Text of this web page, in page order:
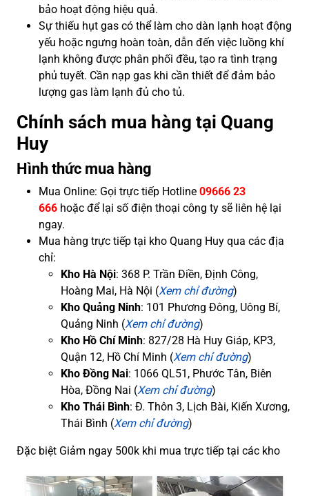
bảo hoạt động hiệu quả.
Sự thiếu hụt gas có thể làm cho dàn lạnh hoạt động
yếu hoặc ngưng hoàn toàn, dẫn đến việc luồng khí
lạnh không được phân phối đều, tạo ra tình trạng
phủ tuyết. Cần nạp gas khi cần thiết để đảm bảo
lượng gas làm lạnh đủ cho tủ.
Chính sách mua hàng tại Quang
Huy
Hình thức mua hàng
Mua Online: Gọi trực tiếp Hotline 09666 23
666 hoặc để lại số điện thoại công ty sẽ liên hệ lại
ngay.
Mua hàng trực tiếp tại kho Quang Huy qua các địa
chỉ:
Kho Hà Nội: 368 P. Trần Điền, Định Công,
Hoàng Mai, Hà Nội (Xem chỉ đường)
Kho Quảng Ninh: 101 Phương Đông, Uông Bí,
Quảng Ninh (Xem chỉ đường)
Kho Hồ Chí Minh: 827/28 Hà Huy Giáp, KP3,
Quận 12, Hồ Chí Minh (Xem chỉ đường)
Kho Đồng Nai: 1066 QL51, Phước Tân, Biên
Hòa, Đồng Nai (Xem chỉ đường)
Kho Thái Bình: Đ. Thôn 3, Lịch Bài, Kiến Xương,
Thái Bình (Xem chỉ đường)
Đặc biệt Giảm ngay 500k khi mua trực tiếp tại các kho